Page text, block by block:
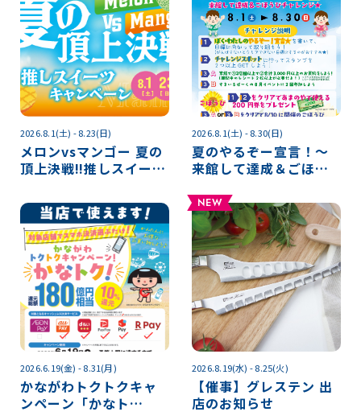
2026.8.1(土) - 8.23(日)
メロンvsマンゴー 夏の
頂上決戦‼推しスイーツ
2026.8.1(土) - 8.30(日)
夏のやるぞー宣言！～
来館して達成＆ごほう
2026.6.19(金) - 8.31(月)
かながわトクトクキャ
ンペーン「かなト
NEW
2026.8.19(水) - 8.25(火)
【催事】グレステン 出
店のお知らせ